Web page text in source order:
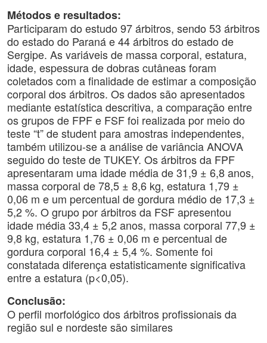
Métodos e resultados:
Participaram do estudo 97 árbitros, sendo 53 árbitros
do estado do Paraná e 44 árbitros do estado de
Sergipe. As variáveis de massa corporal, estatura,
idade, espessura de dobras cutâneas foram
coletados com a finalidade de estimar a composição
corporal dos árbitros. Os dados são apresentados
mediante estatística descritiva, a comparação entre
os grupos de FPF e FSF foi realizada por meio do
teste “t” de student para amostras independentes,
também utilizou-se a análise de variância ANOVA
seguido do teste de TUKEY. Os árbitros da FPF
apresentaram uma idade média de 31,9 ± 6,8 anos,
massa corporal de 78,5 ± 8,6 kg, estatura 1,79 ±
0,06 m e um percentual de gordura médio de 17,3 ±
5,2 %. O grupo por árbitros da FSF apresentou
idade média 33,4 ± 5,2 anos, massa corporal 77,9 ±
9,8 kg, estatura 1,76 ± 0,06 m e percentual de
gordura corporal 16,4 ± 5,4 %. Somente foi
constatada diferença estatisticamente significativa
entre a estatura (p<0,05).
Conclusão:
O perfil morfológico dos árbitros profissionais da
região sul e nordeste são similares